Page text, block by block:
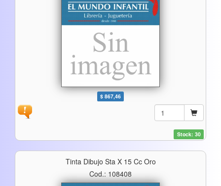
$ 867,46
Stock: 30
Tinta Dibujo Sta X 15 Cc Oro
Cod.: 108408